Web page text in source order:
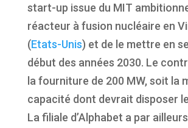
start-up issue du MIT
réacteur à fusion nucléaire en
(Etats-Unis) et de le mettre en
début des années 2030. Le
la fourniture de 200 MW, soit la
capacité dont devrait disposer
La filiale d’Alphabet a par